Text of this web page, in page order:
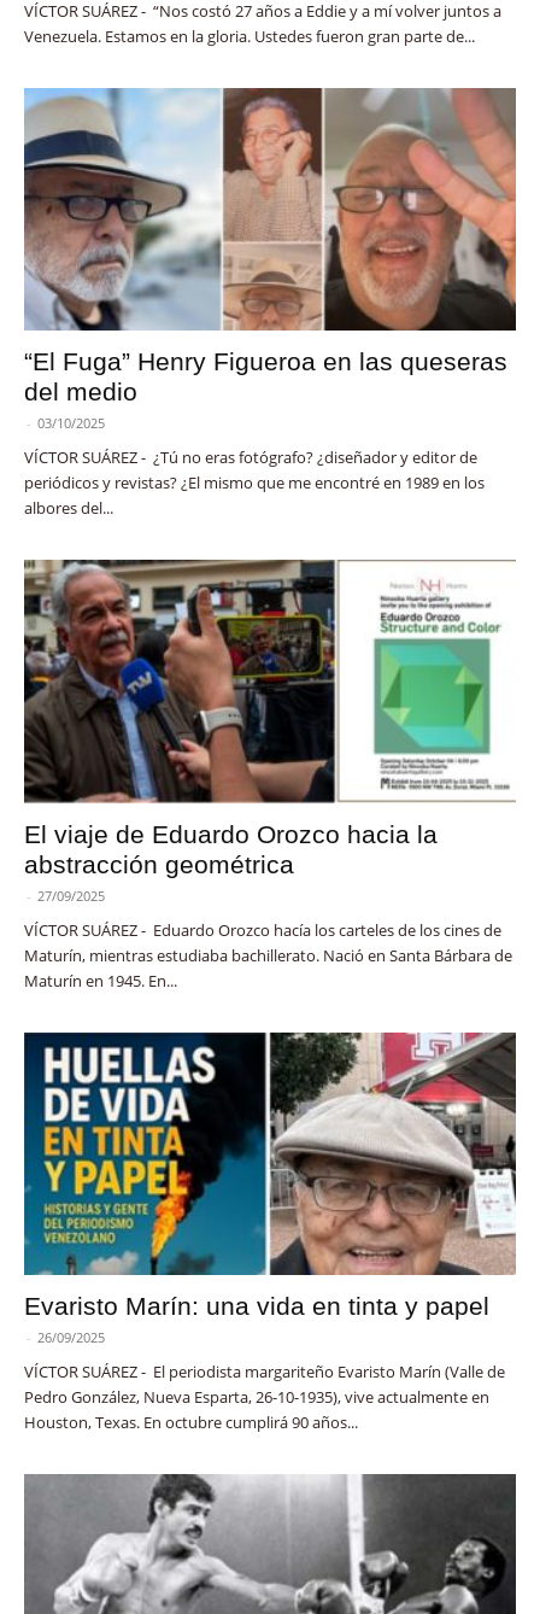
VÍCTOR SUÁREZ - “Nos costó 27 años a Eddie y a mí volver juntos a
Venezuela. Estamos en la gloria. Ustedes fueron gran parte de...
“El Fuga” Henry Figueroa en las queseras
del medio
- 03/10/2025
VÍCTOR SUÁREZ - ¿Tú no eras fotógrafo? ¿diseñador y editor de
periódicos y revistas? ¿El mismo que me encontré en 1989 en los
albores del...
El viaje de Eduardo Orozco hacia la
abstracción geométrica
- 27/09/2025
VÍCTOR SUÁREZ - Eduardo Orozco hacía los carteles de los cines de
Maturín, mientras estudiaba bachillerato. Nació en Santa Bárbara de
Maturín en 1945. En...
Evaristo Marín: una vida en tinta y papel
- 26/09/2025
VÍCTOR SUÁREZ - El periodista margariteño Evaristo Marín (Valle de
Pedro González, Nueva Esparta, 26-10-1935), vive actualmente en
Houston, Texas. En octubre cumplirá 90 años...